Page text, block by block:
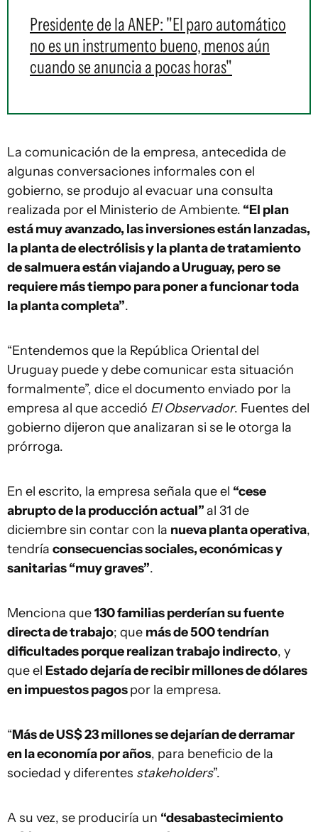
Presidente de la ANEP: "El paro automático
no es un instrumento bueno, menos aún
cuando se anuncia a pocas horas"
La comunicación de la empresa, antecedida de
algunas conversaciones informales con el
gobierno, se produjo al evacuar una consulta
realizada por el Ministerio de Ambiente. “El plan
está muy avanzado, las inversiones están lanzadas,
la planta de electrólisis y la planta de tratamiento
de salmuera están viajando a Uruguay, pero se
requiere más tiempo para poner a funcionar toda
la planta completa”.
“Entendemos que la República Oriental del
Uruguay puede y debe comunicar esta situación
formalmente”, dice el documento enviado por la
empresa al que accedió El Observador. Fuentes del
gobierno dijeron que analizaran si se le otorga la
prórroga.
En el escrito, la empresa señala que el “cese
abrupto de la producción actual”al 31 de
diciembre sin contar con la nueva planta operativa,
tendría consecuencias sociales, económicas y
sanitarias “muy graves”.
Menciona que130 familias perderían su fuente
directa de trabajo; que más de 500 tendrían
dificultades porque realizan trabajo indirecto, y
que el Estado dejaría de recibir millones de dólares
en impuestos pagospor la empresa.
“Más de US$ 23 millones se dejarían de derramar
en la economía por años, para beneficio de la
sociedad y diferentes stakeholders”.
A su vez, se produciría un “desabastecimiento